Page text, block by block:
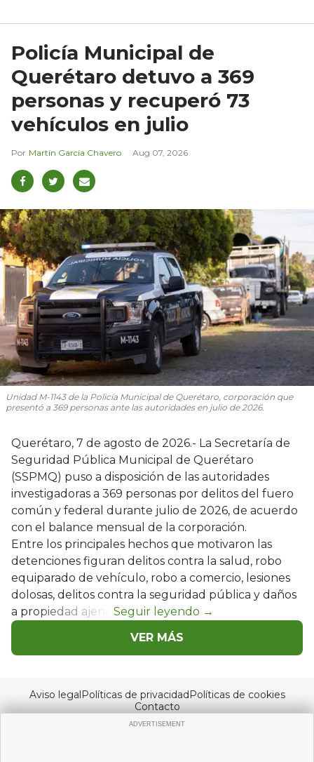
Policía Municipal de
Querétaro detuvo a 369
personas y recuperó 73
vehículos en julio
Martín García Chavero Aug 07, 2026
Unidad M-1143 de la Policía Municipal de Querétaro, corporación que
presentó a 369 personas ante las autoridades en julio de 2026.
Querétaro, 7 de agosto de 2026.- La Secretaría de
Seguridad Pública Municipal de Querétaro
(SSPMQ) puso a disposición de las autoridades
investigadoras a 369 personas por delitos del fuero
común y federal durante julio de 2026, de acuerdo
con el balance mensual de la corporación.
Entre los principales hechos que motivaron las
detenciones figuran delitos contra la salud, robo
equiparado de vehículo, robo a comercio, lesiones
dolosas, delitos contra la seguridad pública y daños
a propiedad ajena.
VER MÁS
Aviso legalPolíticas de privacidadPolíticas de cookies
Contacto